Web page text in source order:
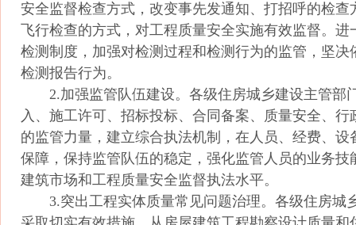
安全监督检查方式，改变事先发通知、打招呼的检查
飞行检查的方式，对工程质量安全实施有效监督。
检测制度，加强对检测过程和检测行为的监管，坚决
检测报告行为。
2.加强监管队伍建设。各级住房城乡建设主管部
入、施工许可、招标投标、合同备案、质量安全、行
的监管力量，建立综合执法机制，在人员、经费、设
保障，保持监管队伍的稳定，强化监管人员的业务技
建筑市场和工程质量安全监督执法水平。
3.突出工程实体质量常见问题治理。各级住房城